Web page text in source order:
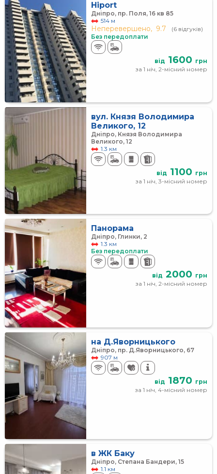
Hiport
Дніпро, пр. Поля, 16 кв 85
514 м
Неперевершено, 9.7
(6 відгуків)
Без передоплати
від 1600 грн
за 1 ніч, 2-місний номер
вул. Князя Володимира
Великого, 12
Дніпро, Князя Володимира
Великого, 12
1.3 км
від 1100 грн
за 1 ніч, 3-місний номер
Панорама
Дніпро, Глинки, 2
1.3 км
Без передоплати
від 2000 грн
за 1 ніч, 2-місний номер
на Д.Яворницького
Дніпро, пр. Д.Яворницького, 67
907 м
від 1870 грн
за 1 ніч, 4-місний номер
в ЖК Баку
Дніпро, Степана Бандери, 15
1.1 км